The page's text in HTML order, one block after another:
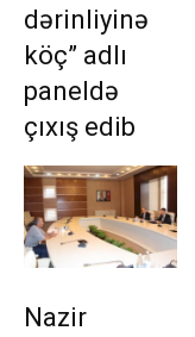
dərinliyinə
köç” adlı
paneldə
çıxış edib
Nazir